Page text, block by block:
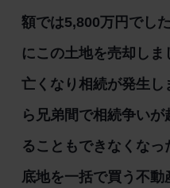
額では5,800万円でし
にこの土地を売却し
亡くなり相続が発生
ら兄弟間で相続争い
ることもできなくな
底地を一括で買う不